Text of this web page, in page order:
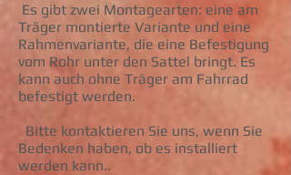
Es gibt zwei Montagearten: eine am
Träger montierte Variante und eine
Rahmenvariante, die eine Befestigung
vom Rohr unter den Sattel bringt. Es
kann auch ohne Träger am Fahrrad
befestigt werden.
Bitte kontaktieren Sie uns, wenn Sie
Bedenken haben, ob es installiert
werden kann..